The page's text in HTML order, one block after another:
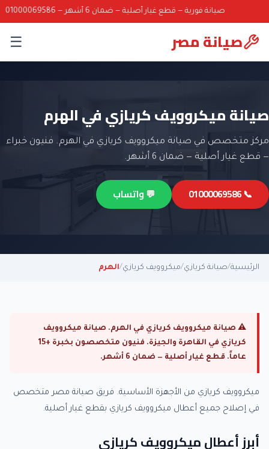
صيانة فورية — قطع غيار أصلية — ضمان 6 أشهر — 01000069586
صيانة مصر ☰
صيانة ميكروويف كريازي في الهرم
مركز متخصص في صيانة ميكروويف كريازي في الهرم. فنيون خبراء
— قطع غيار أصلية — ضمان 6 أشهر.
📞 01000069586 💬 واتساب
الرئيسية/صيانة كريازي/ميكروويف كريازي/الهرم
⚠ صيانة ميكروويف كريازي في الهرم. صيانة ميكروويف
كريازي في القاهرة والجيزة. فنيون متخصصون بخبرة +15
عاماً. قطع غيار أصلية — ضمان 6 أشهر.
ميكروويف كريازي من الأجهزة الأساسية. فريق صيانة مصر متخصص
في إصلاح جميع أعطال ميكروويف كريازي بقطع غيار أصلية.
أبرز أعطال ميكروويف كريازي